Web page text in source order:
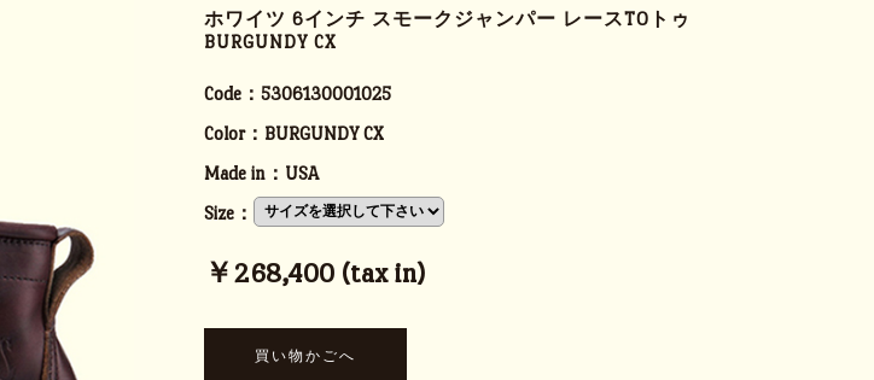
ホワイツ 6インチ スモークジャンパー レースTOトゥ
BURGUNDY CX
Code： 5306130001025
Color： BURGUNDY CX
Made in： USA
Size：
￥268,400 (tax in)